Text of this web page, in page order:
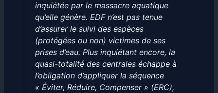
inquiétée par le massacre aquatique
qu’elle génère. EDF n’est pas tenue
d’assurer le suivi des espèces
(protégées ou non) victimes de ses
prises d’eau. Plus inquiétant encore, la
quasi-totalité des centrales échappe à
l’obligation d’appliquer la séquence
« Éviter, Réduire, Compenser » (ERC),